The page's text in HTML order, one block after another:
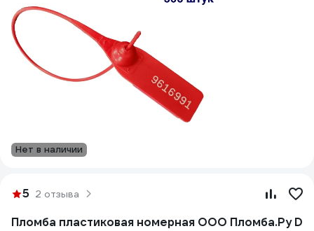
Нет в наличии
5 2 отзыва
Пломба пластиковая номерная ООО Пломба.Ру D